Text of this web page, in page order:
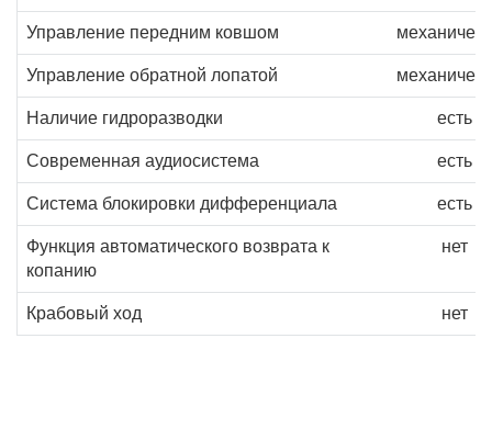
Управление передним ковшом
Управление обратной лопатой
Наличие гидроразводки есть
Современная аудиосистема есть
Система блокировки дифференциала есть
Функция автоматического возврата к
копанию
нет
Крабовый ход нет